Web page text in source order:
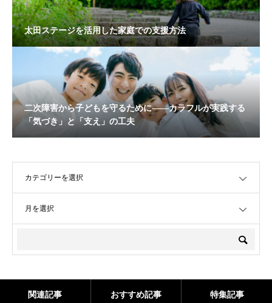
太田ステージを活用した家庭での支援方法
二次障害から子どもを守るために――カラフルが実践する
「気づき」と「支え」の工夫
関連記事 おすすめ記事 特集記事